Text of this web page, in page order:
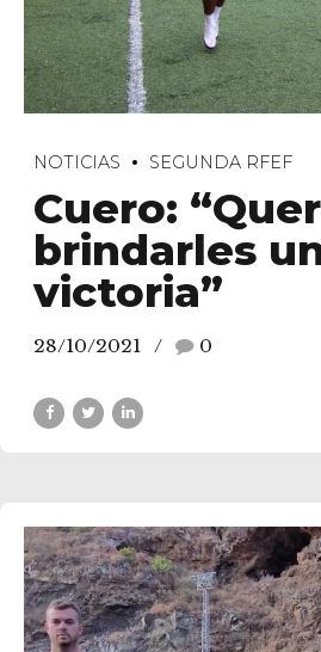
NOTICIAS SEGUNDA RFEF
Cuero:
brindarles
victoria”
28/10/2021 0